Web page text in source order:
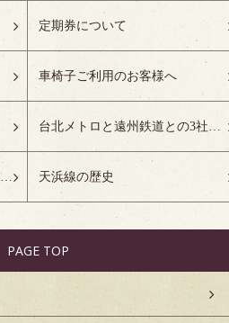
定期券について
車椅子ご利用のお客様へ
台北メトロと遠州鉄道との3社友好協定について
台湾鉄路管理局「集集線」との姉妹鉄道協定について 天浜線の歴史
PAGE TOP